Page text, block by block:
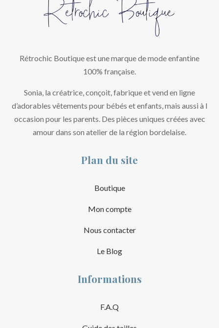
Rétrochic Boutique est une marque de mode enfantine
100% française.
Sonia, la créatrice, conçoit, fabrique et vend en ligne
d’adorables vêtements pour bébés et enfants, mais aussi à l
occasion pour les parents. Des pièces uniques créées avec
amour dans son atelier de la région bordelaise.
Plan du site
Boutique
Mon compte
Nous contacter
Le Blog
Informations
F.A.Q